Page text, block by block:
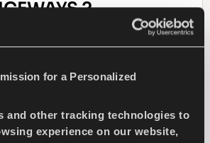
for a Personalized
and other tracking technologies to
experience on our website,
2
e sicurezza per la tua